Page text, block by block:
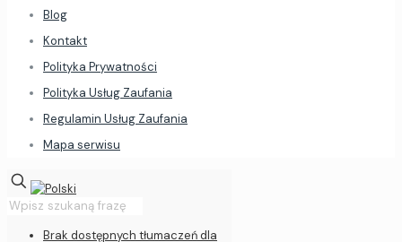
Blog
Kontakt
Polityka Prywatności
Polityka Usług Zaufania
Regulamin Usług Zaufania
Mapa serwisu
Brak dostępnych tłumaczeń dla